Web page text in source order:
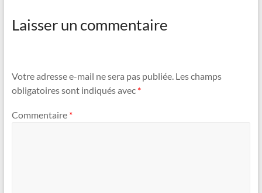
Laisser un commentaire
Votre adresse e-mail ne sera pas publiée. Les champs
obligatoires sont indiqués avec *
Commentaire *